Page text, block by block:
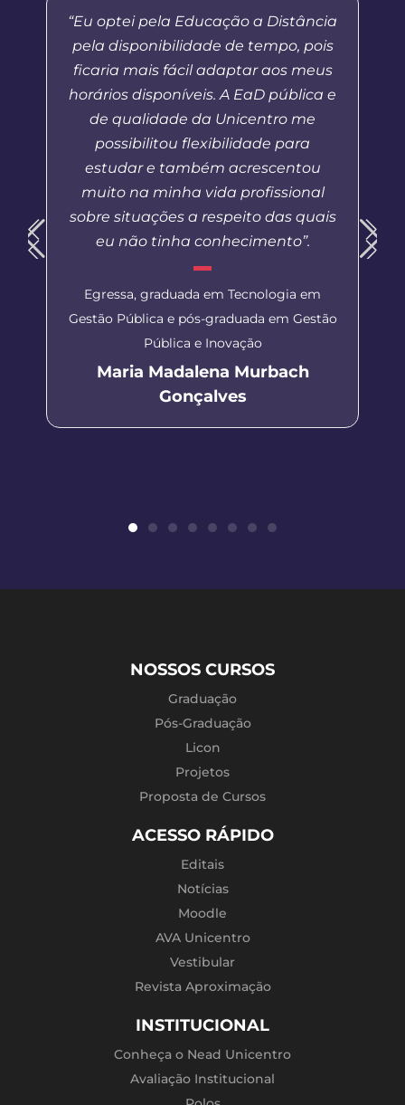
“Eu optei pela Educação a Distância
pela disponibilidade de tempo, pois
ficaria mais fácil adaptar aos meus
horários disponíveis. A EaD pública e
de qualidade da Unicentro me
possibilitou flexibilidade para
estudar e também acrescentou
muito na minha vida profissional
sobre situações a respeito das quais
eu não tinha conhecimento”.
Egressa, graduada em Tecnologia em
Gestão Pública e pós-graduada em Gestão
Pública e Inovação
Maria Madalena Murbach
Gonçalves
NOSSOS CURSOS
Graduação
Pós-Graduação
Licon
Projetos
Proposta de Cursos
ACESSO RÁPIDO
Editais
Notícias
Moodle
AVA Unicentro
Vestibular
Revista Aproximação
INSTITUCIONAL
Conheça o Nead Unicentro
Avaliação Institucional